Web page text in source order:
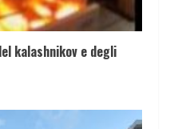
kalashnikov e degli